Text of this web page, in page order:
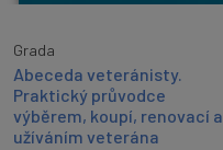
Grada
Abeceda veteránisty.
Praktický průvodce
výběrem, koupí, renovací a
užíváním veterána